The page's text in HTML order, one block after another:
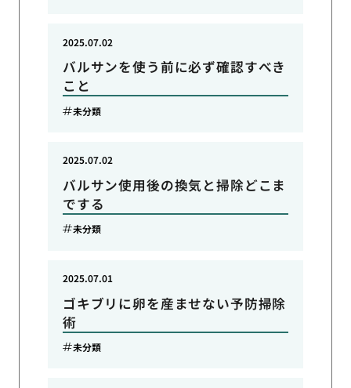
バルサンを使う前に必ず確認すべき
こと
2025.07.02
未分類
バルサン使用後の換気と掃除どこま
でする
2025.07.02
未分類
ゴキブリに卵を産ませない予防掃除
術
2025.07.01
未分類